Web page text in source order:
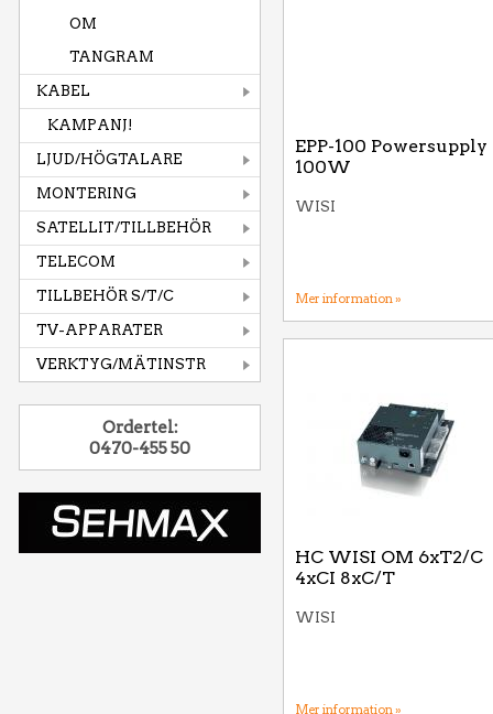
OM
TANGRAM
KABEL
KAMPANJ!
LJUD/HÖGTALARE
MONTERING
SATELLIT/TILLBEHÖR
TELECOM
TILLBEHÖR S/T/C
TV-APPARATER
VERKTYG/MÄTINSTR
Ordertel:
0470-455 50
EPP-100 Powersupply
100W
WISI
Mer information »
HC WISI OM 6xT2/C
4xCI 8xC/T
WISI
Mer information »